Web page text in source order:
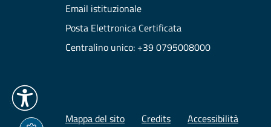
Email istituzionale
Posta Elettronica Certificata
Centralino unico: +39 0795008000
Mappa del sito Credits Accessibilità